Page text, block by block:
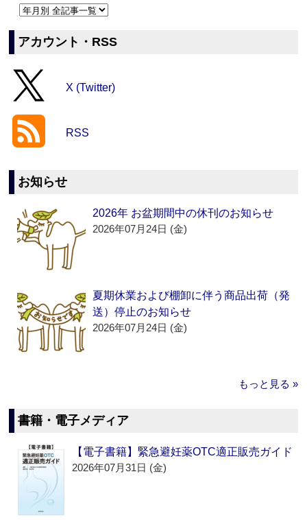
アカウント・RSS
X (Twitter)
RSS
お知らせ
2026年 お盆期間中の休刊のお知らせ
2026年07月24日 (金)
夏期休業および棚卸に伴う商品出荷（発
送）停止のお知らせ
2026年07月24日 (金)
もっと見る »
書籍・電子メディア
【電子書籍】緊急避妊薬OTC適正販売ガイド
2026年07月31日 (金)